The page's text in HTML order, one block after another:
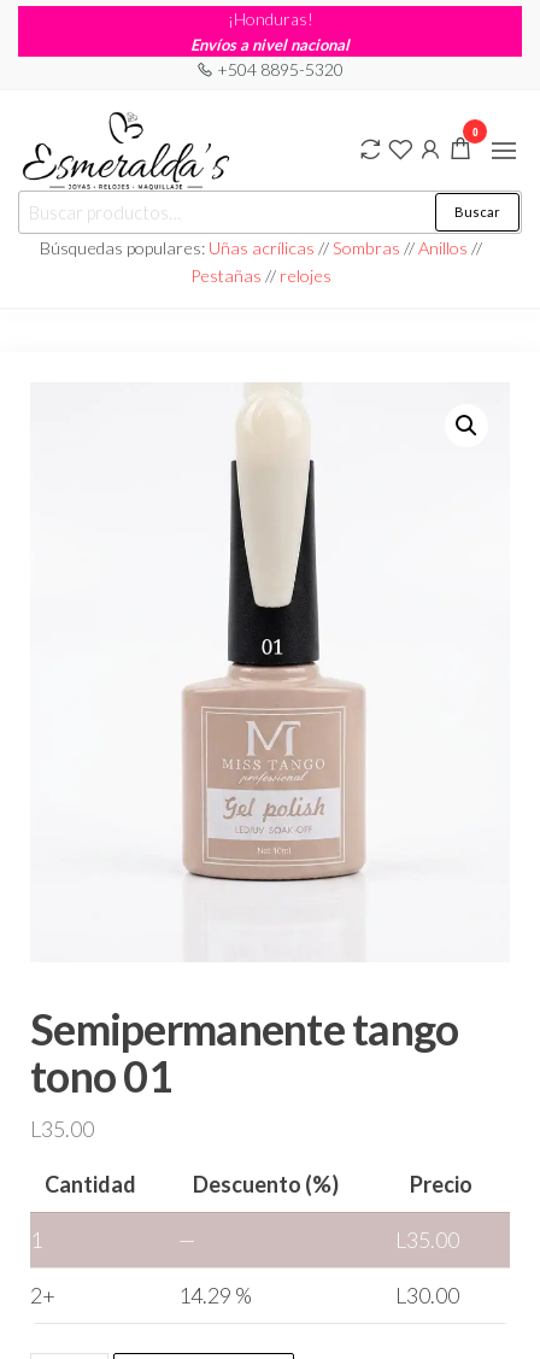
¡Honduras!
Envíos a nivel nacional
+504 8895-5320
Joyería
Esmeraldas
Joyería |
Maquillaje
|
Relojería
Buscar
Búsquedas populares: Uñas acrílicas //Sombras //Anillos //
Pestañas // relojes
0
Semipermanente tango
tono 01
L 35.00
Cantidad Descuento (%) Precio
1 — L 35.00
2+ 14.29 % L 30.00